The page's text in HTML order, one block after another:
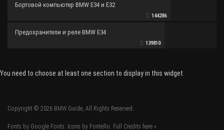
Бортовой компьютер BMW E34 и E32
144286
Предохранители и реле BMW E34
139810
You need to choose at least one section to display in this widget
Copyright © 2026 BMW Guide, All Rights Reserved.
Fonts by Google Fonts. Icons by Fontello. Full Credits here »